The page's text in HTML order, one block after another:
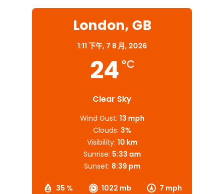
London, GB
1:11 下午, 7 8 月, 2026
24 °C
Clear Sky
35 % 1022 mb 7 mph
Wind Gust: 13 mph
Clouds: 3%
Visibility: 10 km
Sunrise: 5:33 am
Sunset: 8:39 pm